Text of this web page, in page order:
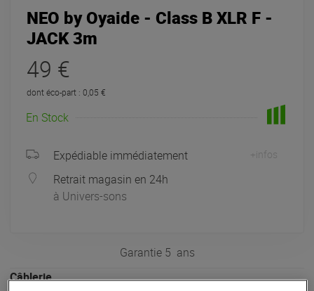
NEO by Oyaide - Class B XLR F -
JACK 3m
49 €
dont éco-part : 0,05 €
En Stock
Expédiable immédiatement +infos
Retrait magasin en 24h
à Univers-sons
Garantie 5 ans
Câblerie